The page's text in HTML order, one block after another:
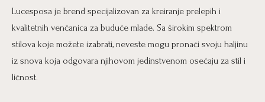
Lucesposa je brend specijalizovan za kreiranje prelepih i
kvalitetnih venčanica za buduće mlade. Sa širokim spektrom
stilova koje možete izabrati, neveste mogu pronaći svoju haljinu
iz snova koja odgovara njihovom jedinstvenom osećaju za stil i
ličnost.